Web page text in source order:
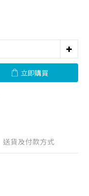
立即購買
送貨及付款方式